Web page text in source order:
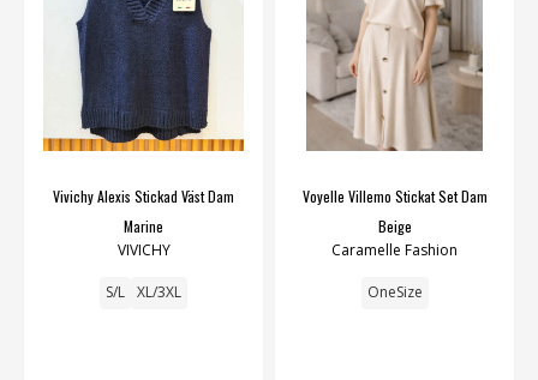
Vivichy Alexis Stickad Väst Dam
Marine
VIVICHY
S/L XL/3XL
Voyelle Villemo Stickat Set Dam
Beige
Caramelle Fashion
OneSize